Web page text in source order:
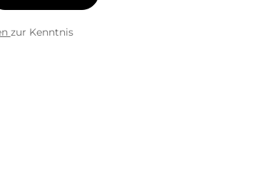
zur Kenntnis